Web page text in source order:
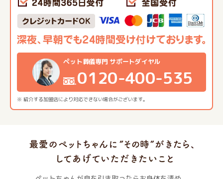
※ 紹介する加盟店により対応できない場合がございます。
ペット葬儀専門 サポートダイヤル
0120-400-535